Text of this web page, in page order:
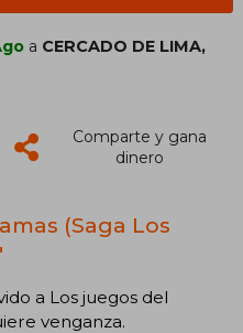
a CERCADO DE LIMA,
Comparte y gana
dinero
(Saga Los
a Los juegos del
venganza.